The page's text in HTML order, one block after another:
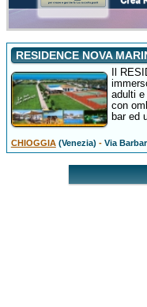
RESIDENCE NOVA
Il
adulti
con
bar ed
CHIOGGIA(Venezia) -Via